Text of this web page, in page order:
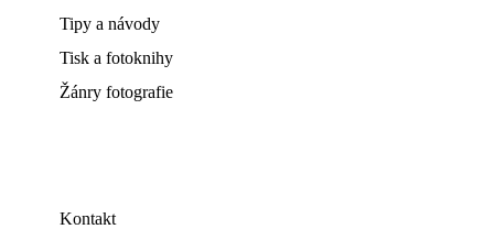
Tipy a návody
Tisk a fotoknihy
Žánry fotografie
Kontakt